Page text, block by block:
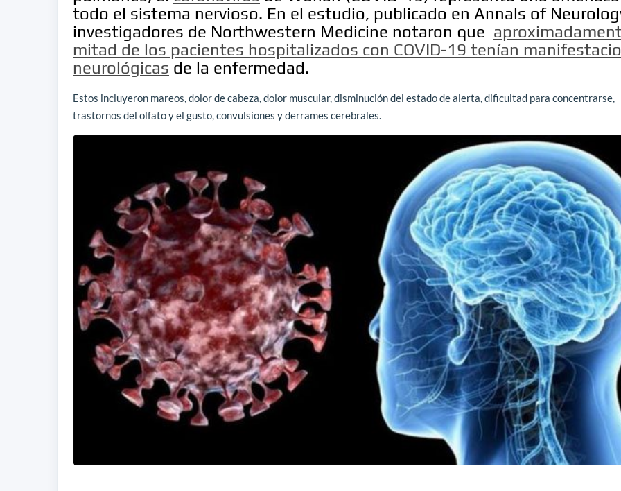
todo el sistema nervioso. En el estudio, publicado en Annals of
investigadores de Northwestern Medicine notaron que
mitad de los pacientes hospitalizados con COVID-19 tenían
neurológicas de la enfermedad.
Estos incluyeron mareos, dolor de cabeza, dolor muscular, disminución del estado de alerta, dificultad para concentrarse,
trastornos del olfato y el gusto, convulsiones y derrames cerebrales.